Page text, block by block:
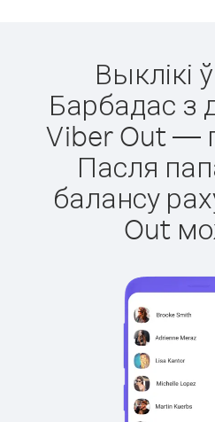
Выклікі
Барбадас з
Viber Out —
Пасля
балансу
Out